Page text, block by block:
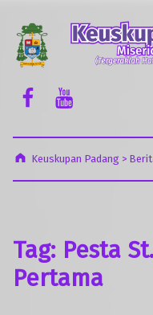
Facebook
Youtube
Keuskupan Padang >
Tag: Pesta
Pertama